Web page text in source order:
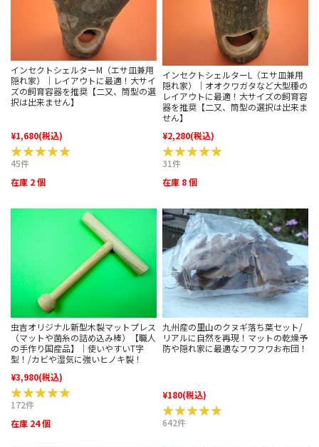
インセクトシェルターM（エサ皿兼用
隠れ家）｜レイアウトに最適！大サイ
ズの飼育容器を推奨【二又、筒型の選
択は出来ません】
¥1,680(税込)
★★★★★
★★★★★
45件
在庫 2 個
インセクトシェルターL（エサ皿兼用
隠れ家）｜オオクワガタなど大型種の
レイアウトに最適！大サイズの飼育容
器を推奨【二又、筒型の選択は出来ま
せん】
¥2,280(税込)
★★★★★
★★★★★
31件
在庫 8 個
虫吉オリジナル新型木製マットプレス
（マットや菌糸の詰め込み棒）【職人
の手作り国産品】｜使いやすいT字
型！/カビや湿気に強いヒノキ製！
¥3,980(税込)
★★★★★
★★★★★
172件
在庫 24 個
九州産の里山のクヌギ落ち葉セット/
リアルに自然を再現！マットの乾燥予
防や隠れ家に最適なフワフワお布団！
¥180(税込)
★★★★★
★★★★★
642件